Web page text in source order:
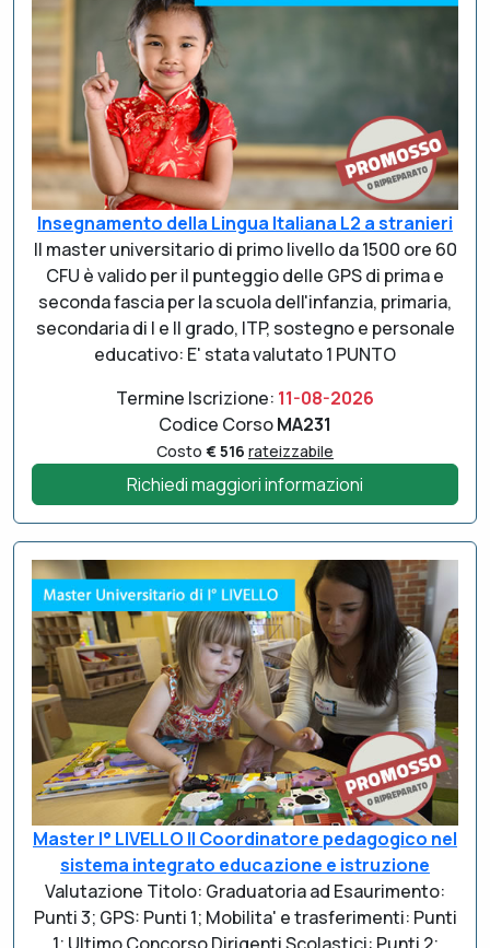
Insegnamento della Lingua Italiana L2 a stranieri
Il master universitario di primo livello da 1500 ore 60
CFU è valido per il punteggio delle GPS di prima e
seconda fascia per la scuola dell'infanzia, primaria,
secondaria di I e II grado, ITP, sostegno e personale
educativo: E' stata valutato 1 PUNTO
Termine Iscrizione: 11-08-2026
Codice CorsoMA231
Costo € 516 rateizzabile
Richiedi maggiori informazioni
Master I° LIVELLO Il Coordinatore pedagogico nel
sistema integrato educazione e istruzione
Valutazione Titolo: Graduatoria ad Esaurimento:
Punti 3; GPS: Punti 1; Mobilita' e trasferimenti: Punti